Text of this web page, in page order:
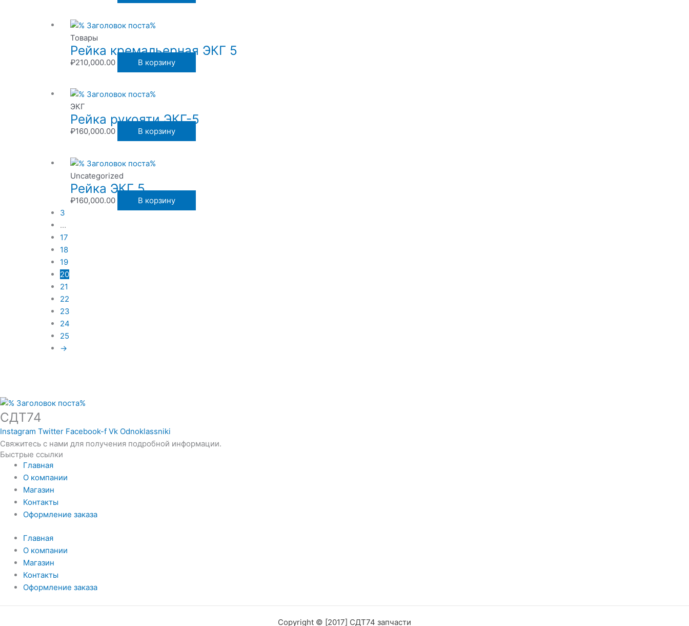
Товары
Рейка кремальерная ЭКГ 5
₽210,000.00 В корзину
ЭКГ
Рейка рукояти ЭКГ-5
₽160,000.00 В корзину
Uncategorized
Рейка ЭКГ 5
₽160,000.00 В корзину
3
…
17
18
19
20
21
22
23
24
25
→
СДТ74
Instagram Twitter Facebook-f Vk Odnoklassniki
Свяжитесь с нами для получения подробной информации.
Быстрые ссылки
Главная
О компании
Магазин
Контакты
Оформление заказа
Главная
О компании
Магазин
Контакты
Оформление заказа
Copyright © [2017] СДТ74 запчасти